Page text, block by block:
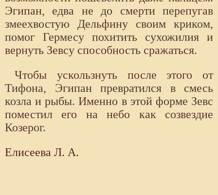
Эгипан, едва не до смерти перепугав
змеехвостую Дельфину своим кри­ком,
помог Гермесу похитить сухожилия и
вернуть Зевсу способность сражаться.
Чтобы ускользнуть по­сле этого от
Тифона, Эгипан превратился в смесь
козла и рыбы. Имен­но в этой форме Зевс
поместил его на небо как созвездие
Козерог.
Елисеева Л. А.